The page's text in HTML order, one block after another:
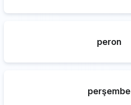
peron
perşembe